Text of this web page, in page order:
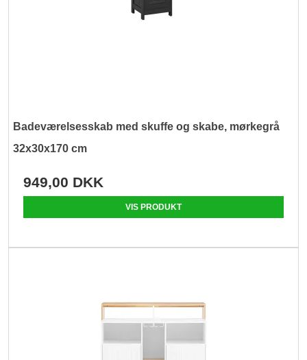
Badeværelsesskab med skuffe og skabe, mørkegrå
32x30x170 cm
949,00 DKK
VIS PRODUKT